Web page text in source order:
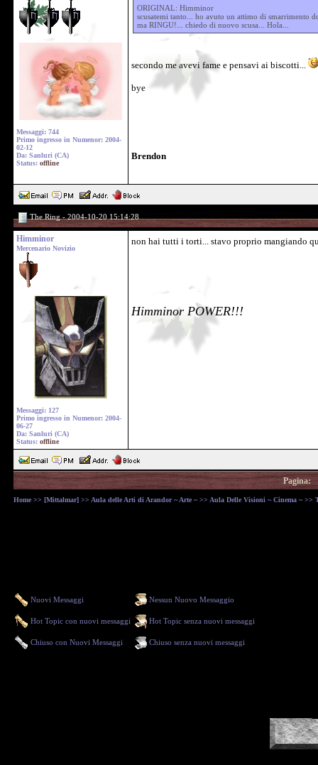
Messaggi: 744
Primo ingresso in Numenor: 2004-
02-12
Da: Sanluri (CA)
Status: offline
ORIGINAL: Himminor
scusatemi tanto... ho avuto un attimo di smarrimento
ma RINGU!... chiedo di nuovo scusa... Hola...
secondo me avevi fame e pensavi ai biscotti...
bye
Brendon
The Ring - 2004-10-20 15:14:28
Himminor
Mercenario Novizio
Messaggi: 127
Primo ingresso in Numenor: 2004-
06-27
Da: Sanluri (CA)
Status: offline
non hai tutti i torti... stavo proprio mangiando
Himminor POWER!!!
Pagina:
Home >> [Mittalmar] >> Aula delle Arti di Arandor ~ Arte ~ >> Aula Delle Visioni ~ Cinema ~ >>
Nuovi Messaggi Nessun Nuovo Messaggio
Hot Topic con nuovi messaggi Hot Topic senza nuovi messaggi
Chiuso con Nuovi Messaggi Chiuso senza nuovi messaggi